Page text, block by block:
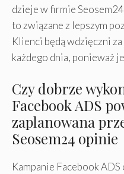
dzieje w firmie
to związane z lepszym
Klienci będą wdzięczni
każdego dnia, ponieważ
Czy dobrze
Facebook ADS
zaplanowana
Seosem24 opinie
Kampanie Facebook